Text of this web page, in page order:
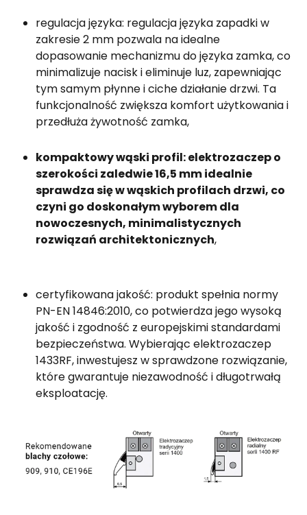
regulacja języka: regulacja języka zapadki w
zakresie 2 mm pozwala na idealne
dopasowanie mechanizmu do języka zamka, co
minimalizuje nacisk i eliminuje luz, zapewniając
tym samym płynne i ciche działanie drzwi. Ta
funkcjonalność zwiększa komfort użytkowania i
przedłuża żywotność zamka,
kompaktowy wąski profil: elektrozaczep o
szerokości zaledwie 16,5 mm idealnie
sprawdza się w wąskich profilach drzwi, co
czyni go doskonałym wyborem dla
nowoczesnych, minimalistycznych
rozwiązań architektonicznych,
certyfikowana jakość: produkt spełnia normy
PN-EN 14846:2010, co potwierdza jego wysoką
jakość i zgodność z europejskimi standardami
bezpieczeństwa. Wybierając elektrozaczep
1433RF, inwestujesz w sprawdzone rozwiązanie,
które gwarantuje niezawodność i długotrwałą
eksploatację.